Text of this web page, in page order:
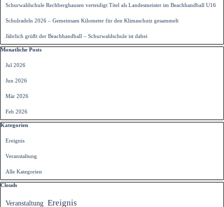
Schurwaldschule Rechberghausen verteidigt Titel als Landesmeister im Beachhandball U16
Schulradeln 2026 – Gemeinsam Kilometer für den Klimaschutz gesammelt
Jährlich grüßt der Beachhandball – Schurwaldschule ist dabei
Block überspringen Monatliche Posts
Monatliche Posts
Jul 2026
Jun 2026
Mär 2026
Feb 2026
Block überspringen Kategorien
Kategorien
Ereignis
Veranstaltung
Alle Kategorien
Block überspringen Clouds
Clouds
Veranstaltung Ereignis